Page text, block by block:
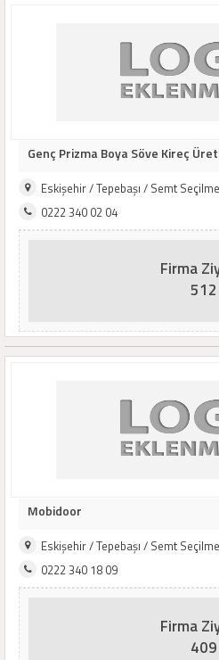
Genç Prizma Boya Söve Kireç
Eskişehir / Tepebaşı / Semt
0222 340 02 04
Firma
512
Mobidoor
Eskişehir / Tepebaşı / Semt
0222 340 18 09
Firma
409